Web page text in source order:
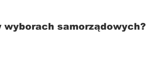
wyborach samorządowych?